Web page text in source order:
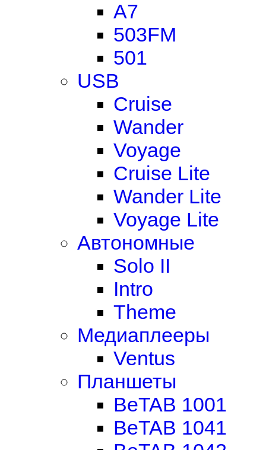
A7
503FM
501
USB
Cruise
Wander
Voyage
Cruise Lite
Wander Lite
Voyage Lite
Автономные
Solo II
Intro
Theme
Медиаплееры
Ventus
Планшеты
BeTAB 1001
BeTAB 1041